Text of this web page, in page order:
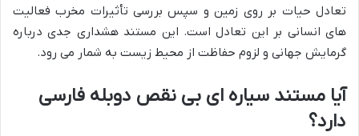
تعادل حیات بر روی زمین و سپس بررسی تأثیرات مخرب فعالیت
های انسانی بر این تعادل است. این مستند هشداری جدی درباره
گرمایش جهانی و لزوم حفاظت از محیط زیست به شمار می رود.
آیا مستند سیاره ای بی نقص دوبله فارسی
دارد؟